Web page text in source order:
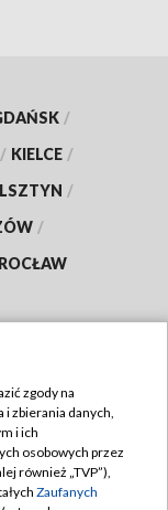
/
/ KIELCE /
/
/
zgody na
zbierania danych,
i ich
osobowych przez
również „TVP”),
Zaufanych